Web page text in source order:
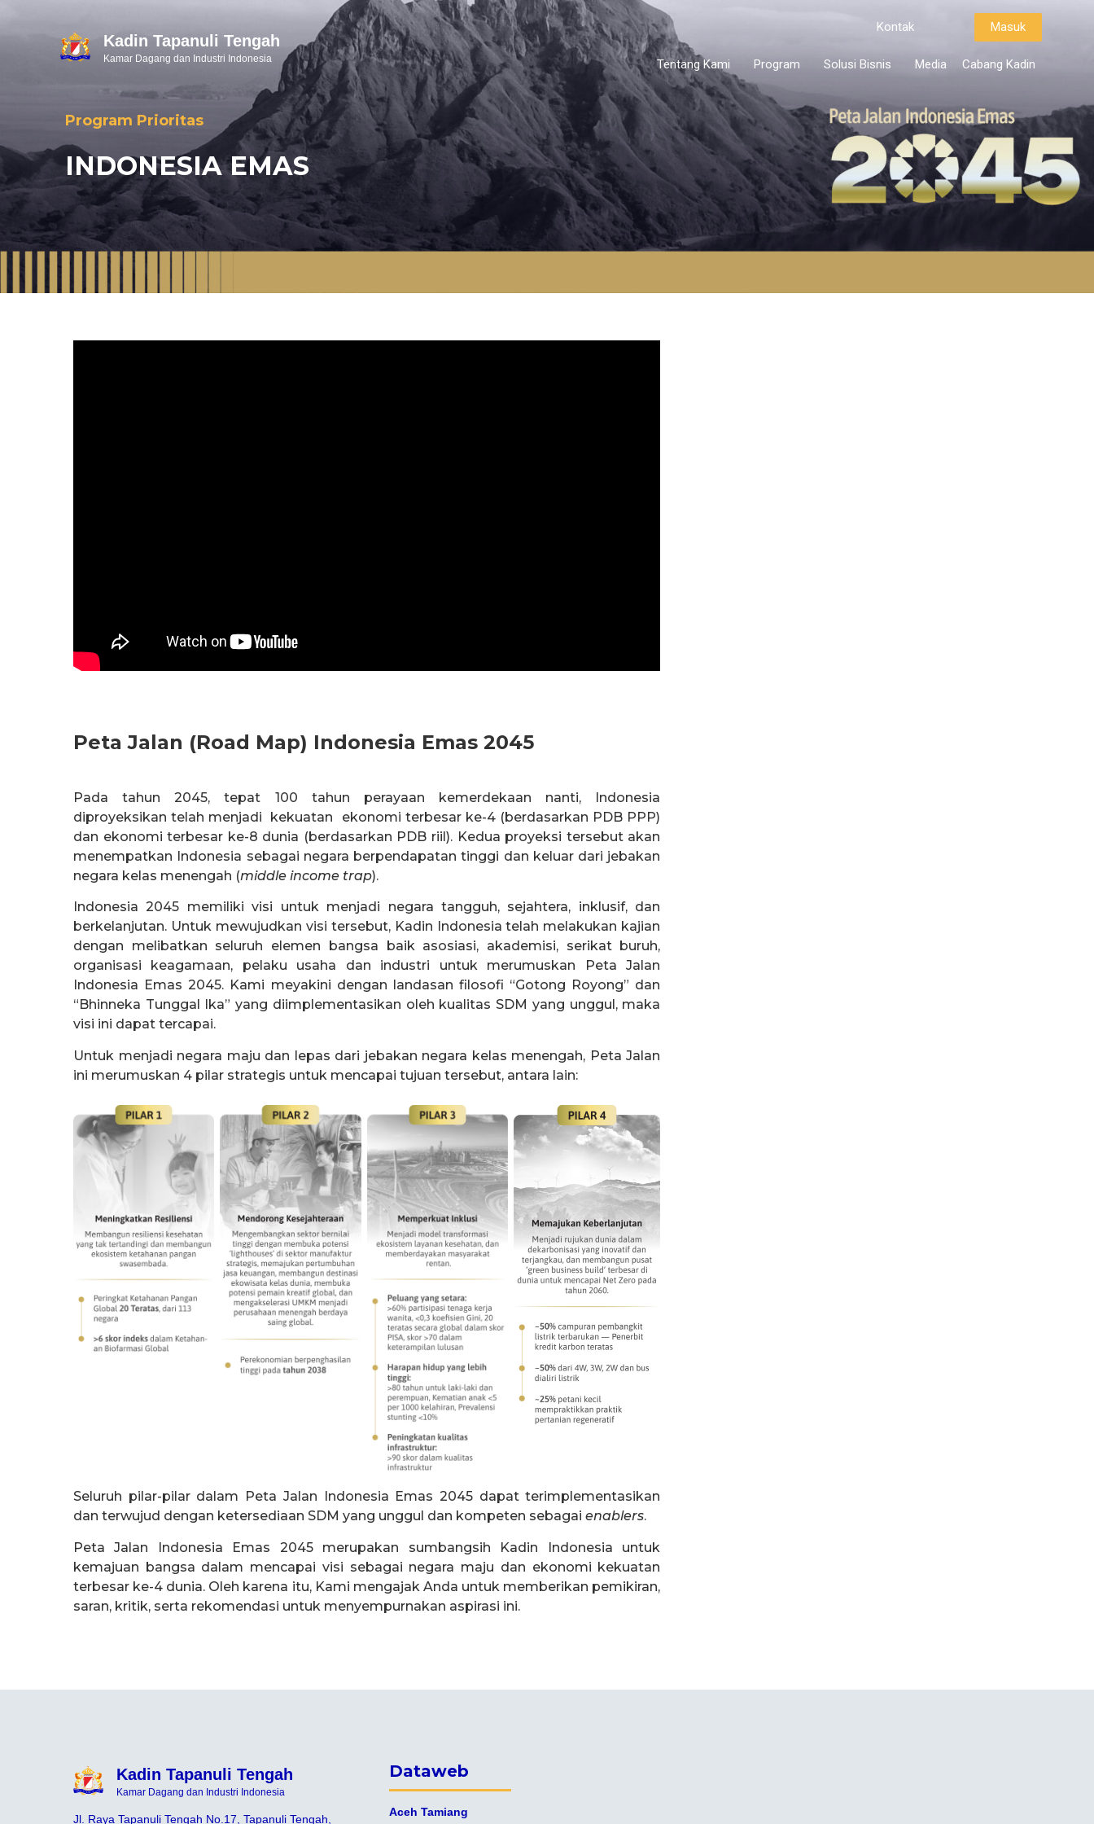
Kadin Tapanuli Tengah
Kamar Dagang dan Industri Indonesia
Kontak Masuk
Tentang Kami Program Solusi Bisnis Media Cabang Kadin
Program Prioritas
INDONESIA EMAS
Peta Jalan (Road Map) Indonesia Emas 2045
Pada tahun 2045, tepat 100 tahun perayaan kemerdekaan nanti, Indonesia
diproyeksikan telah menjadi kekuatan ekonomi terbesar ke-4 (berdasarkan PDB PPP)
dan ekonomi terbesar ke-8 dunia (berdasarkan PDB riil). Kedua proyeksi tersebut akan
menempatkan Indonesia sebagai negara berpendapatan tinggi dan keluar dari jebakan
negara kelas menengah (middle income trap).
Indonesia 2045 memiliki visi untuk menjadi negara tangguh, sejahtera, inklusif, dan
berkelanjutan. Untuk mewujudkan visi tersebut, Kadin Indonesia telah melakukan kajian
dengan melibatkan seluruh elemen bangsa baik asosiasi, akademisi, serikat buruh,
organisasi keagamaan, pelaku usaha dan industri untuk merumuskan Peta Jalan
Indonesia Emas 2045. Kami meyakini dengan landasan filosofi “Gotong Royong” dan
“Bhinneka Tunggal Ika” yang diimplementasikan oleh kualitas SDM yang unggul, maka
visi ini dapat tercapai.
Untuk menjadi negara maju dan lepas dari jebakan negara kelas menengah, Peta Jalan
ini merumuskan 4 pilar strategis untuk mencapai tujuan tersebut, antara lain:
Seluruh pilar-pilar dalam Peta Jalan Indonesia Emas 2045 dapat terimplementasikan
dan terwujud dengan ketersediaan SDM yang unggul dan kompeten sebagai enablers.
Peta Jalan Indonesia Emas 2045 merupakan sumbangsih Kadin Indonesia untuk
kemajuan bangsa dalam mencapai visi sebagai negara maju dan ekonomi kekuatan
terbesar ke-4 dunia. Oleh karena itu, Kami mengajak Anda untuk memberikan pemikiran,
saran, kritik, serta rekomendasi untuk menyempurnakan aspirasi ini.
Kadin Tapanuli Tengah
Kamar Dagang dan Industri Indonesia
Jl. Raya Tapanuli Tengah No.17, Tapanuli Tengah,
Dataweb
Aceh Tamiang